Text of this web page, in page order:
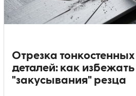
Отрезка тонкостенных
деталей: как избежать
"закусывания" резца